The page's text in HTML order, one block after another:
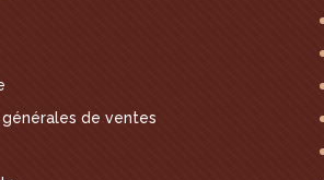
de ventes